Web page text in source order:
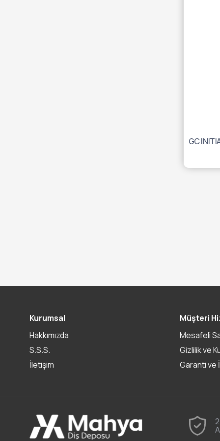
Kurumsal
Hakkımızda
S.S.S.
İletişim
Müşteri
Mesafeli
Gizlilik ve
Garanti ve